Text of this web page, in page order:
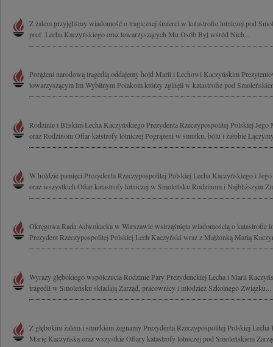
Z żalem przyjęliśmy wiadomość o tragicznej śmierci w katastrofie lotniczej pod
prof. Lecha Kaczyńskiego oraz towarzyszących Mu Osób Był wśród Nich...
Porążeni narodową tragedią oddajemy hołd Marii i Lechowi Kaczyńskim
towarzyszącym Im Wybitnym Polakom którzy zginęli w katastrofie pod
Rodzinie i Bliskim Lecha Kaczyńskiego Prezydenta Rzeczypospolitej Polskiej
oraz Rodzinom Ofiar katstrofy lotniczej Pogrążeni w smutku, bólu i żałobie
W hołdzie pamięci Prezydenta Rzeczypospolitej Polskiej Lecha Kaczyńskiego i
oraz wszystkich Ofiar katastrofy lotniczej w Smoleńsku Rodzinom i Najbliższym
Okręgowa Rada Adwokacka w Warszawie wstrząśnięta wiadomością o katastrofie
Prezydent Rzeczypospolitej Polskiej Lech Kaczyński wraz z Małżonką Marią
Wyrazy głębokiego współczucia Rodzinie Pary Prezydenckiej Lecha i Marii
tragedii w Smoleńsku składają Zarząd, pracownicy i młodzież Szkolnego Związku...
Z głębokim żalem i smutkiem żegnamy Prezydenta Rzeczypospolitej Polskiej Lecha
Marię Kaczyńską oraz wszystkie Ofiary katastrofy lotniczej pod Smoleńskiem